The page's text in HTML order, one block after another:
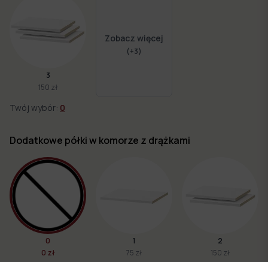
3
150 zł
Zobacz więcej
(+3)
Twój wybór: 0
Dodatkowe półki w komorze z drążkami
0
0 zł
1
75 zł
2
150 zł